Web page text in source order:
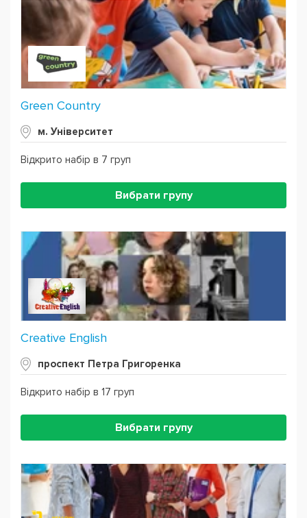
Green Country
м. Університет
Відкрито набір в 7 груп
Вибрати групу
Creative English
проспект Петра Григоренка
Відкрито набір в 17 груп
Вибрати групу